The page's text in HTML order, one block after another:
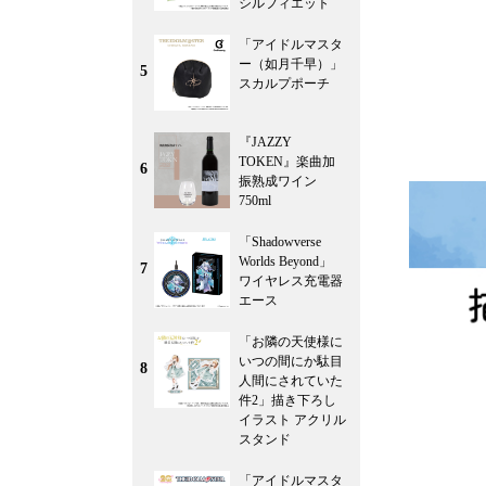
シルフィエット
5
「アイドルマスタ
ー（如月千早）」
スカルプポーチ
6
『JAZZY
TOKEN』楽曲加
振熟成ワイン
750ml
7
「Shadowverse
Worlds Beyond」
ワイヤレス充電器
エース
8
「お隣の天使様に
いつの間にか駄目
人間にされていた
件2」描き下ろし
イラスト アクリル
スタンド
「アイドルマスタ